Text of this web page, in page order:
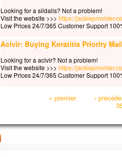
Looking for a sildalis? Not a problem!
Visit the website >>> https://
Low Prices 24/7/365 Customer Support
Acivir: Buying Keratitis Priority Mail
Looking for a acivir? Not a problem!
Visit the website >>> https://
Low Prices 24/7/365 Customer Support
« premier ‹